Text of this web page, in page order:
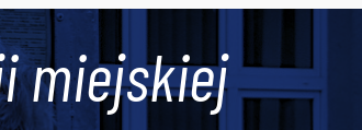
miejskiej